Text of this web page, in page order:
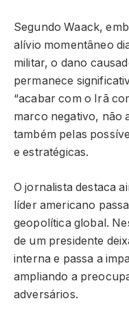
Segundo Waack,
alívio momentâneo
militar, o dano
permanece
“acabar com o Irã
marco negativo, não
também pelas
e estratégicas.
O jornalista destaca
líder americano
geopolítica global.
de um presidente
interna e passa a
ampliando a
adversários.